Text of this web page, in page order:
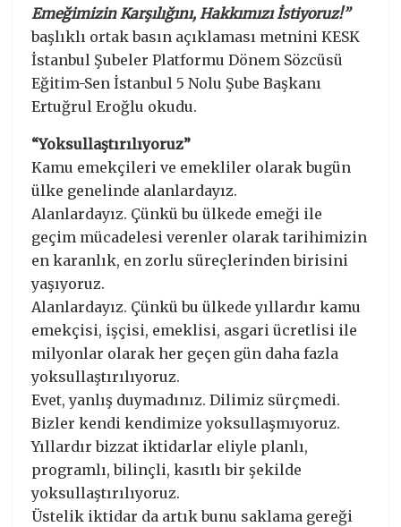
Emeğimizin Karşılığını, Hakkımızı İstiyoruz!”
başlıklı ortak basın açıklaması metnini KESK
İstanbul Şubeler Platformu Dönem Sözcüsü
Eğitim-Sen İstanbul 5 Nolu Şube Başkanı
Ertuğrul Eroğlu okudu.
“Yoksullaştırılıyoruz”
Kamu emekçileri ve emekliler olarak bugün
ülke genelinde alanlardayız.
Alanlardayız. Çünkü bu ülkede emeği ile
geçim mücadelesi verenler olarak tarihimizin
en karanlık, en zorlu süreçlerinden birisini
yaşıyoruz.
Alanlardayız. Çünkü bu ülkede yıllardır kamu
emekçisi, işçisi, emeklisi, asgari ücretlisi ile
milyonlar olarak her geçen gün daha fazla
yoksullaştırılıyoruz.
Evet, yanlış duymadınız. Dilimiz sürçmedi.
Bizler kendi kendimize yoksullaşmıyoruz.
Yıllardır bizzat iktidarlar eliyle planlı,
programlı, bilinçli, kasıtlı bir şekilde
yoksullaştırılıyoruz.
Üstelik iktidar da artık bunu saklama gereği